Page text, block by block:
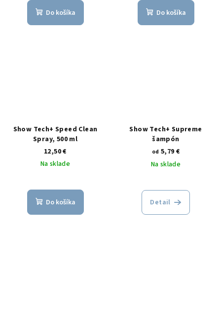
Do košíka Do košíka
Show Tech+ Speed Clean
Spray, 500 ml
12,50 €
Na sklade
Do košíka
Show Tech+ Supreme
šampón
od 5,79 €
Na sklade
Detail